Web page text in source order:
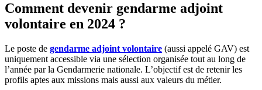
Comment devenir gendarme adjoint
volontaire en 2024 ?
Le poste de gendarme adjoint volontaire (aussi appelé GAV) est
uniquement accessible via une sélection organisée tout au long de
l’année par la Gendarmerie nationale. L’objectif est de retenir les
profils aptes aux missions mais aussi aux valeurs du métier.